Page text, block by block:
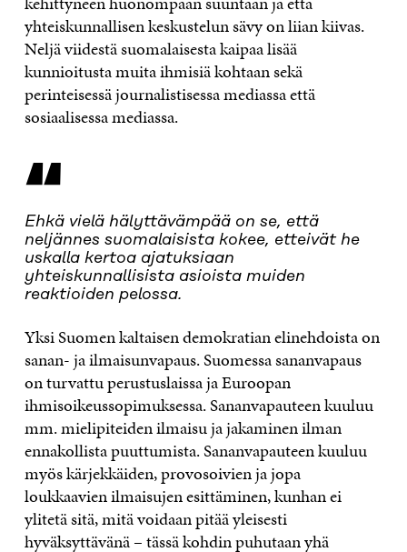
yhteiskunnallisen keskustelun sävy on liian kiivas.
Neljä viidestä suomalaisesta kaipaa lisää
kunnioitusta muita ihmisiä kohtaan sekä
perinteisessä journalistisessa mediassa että
sosiaalisessa mediassa.
“
Ehkä vielä hälyttävämpää on se, että
neljännes suomalaisista kokee, etteivät he
uskalla kertoa ajatuksiaan
yhteiskunnallisista asioista muiden
reaktioiden pelossa.
Yksi Suomen kaltaisen demokratian elinehdoista on
sanan- ja ilmaisunvapaus. Suomessa sananvapaus
on turvattu perustuslaissa ja Euroopan
ihmisoikeussopimuksessa. Sananvapauteen kuuluu
mm. mielipiteiden ilmaisu ja jakaminen ilman
ennakollista puuttumista. Sananvapauteen kuuluu
myös kärjekkäiden, provosoivien ja jopa
loukkaavien ilmaisujen esittäminen, kunhan ei
ylitetä sitä, mitä voidaan pitää yleisesti
hyväksyttävänä – tässä kohdin puhutaan yhä